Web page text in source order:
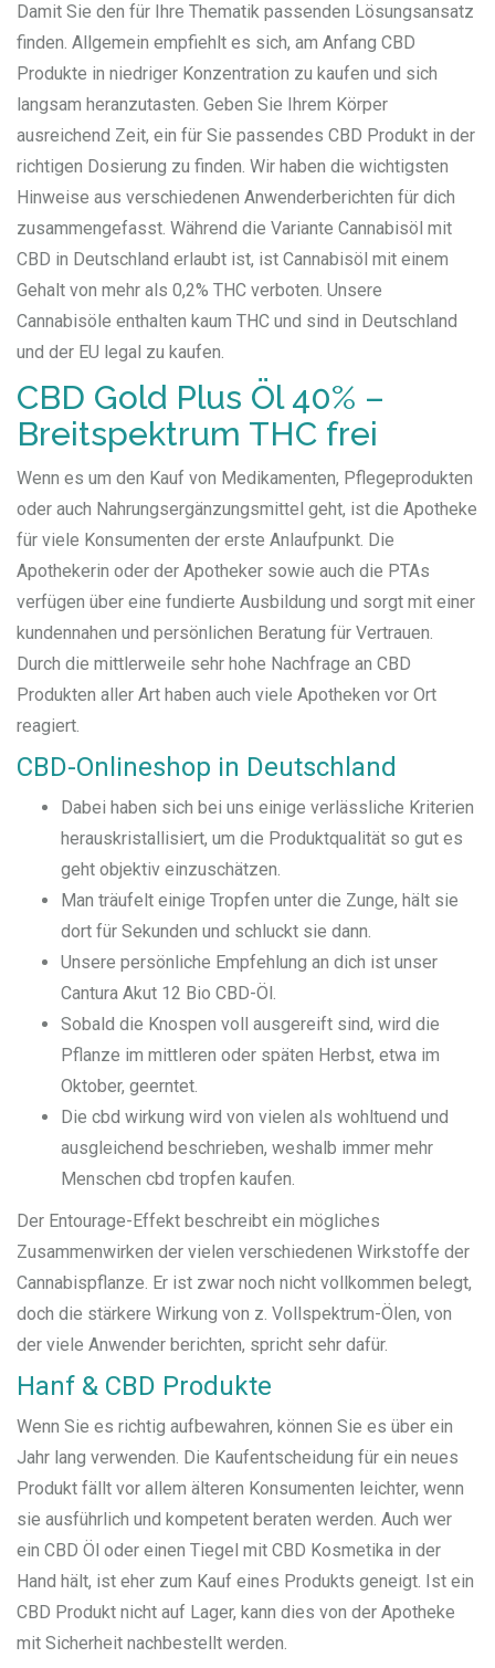
Damit Sie den für Ihre Thematik passenden Lösungsansatz
finden. Allgemein empfiehlt es sich, am Anfang CBD
Produkte in niedriger Konzentration zu kaufen und sich
langsam heranzutasten. Geben Sie Ihrem Körper
ausreichend Zeit, ein für Sie passendes CBD Produkt in der
richtigen Dosierung zu finden. Wir haben die wichtigsten
Hinweise aus verschiedenen Anwenderberichten für dich
zusammengefasst. Während die Variante Cannabisöl mit
CBD in Deutschland erlaubt ist, ist Cannabisöl mit einem
Gehalt von mehr als 0,2% THC verboten. Unsere
Cannabisöle enthalten kaum THC und sind in Deutschland
und der EU legal zu kaufen.
CBD Gold Plus Öl 40% –
Breitspektrum THC frei
Wenn es um den Kauf von Medikamenten, Pflegeprodukten
oder auch Nahrungsergänzungsmittel geht, ist die Apotheke
für viele Konsumenten der erste Anlaufpunkt. Die
Apothekerin oder der Apotheker sowie auch die PTAs
verfügen über eine fundierte Ausbildung und sorgt mit einer
kundennahen und persönlichen Beratung für Vertrauen.
Durch die mittlerweile sehr hohe Nachfrage an CBD
Produkten aller Art haben auch viele Apotheken vor Ort
reagiert.
CBD-Onlineshop in Deutschland
Dabei haben sich bei uns einige verlässliche Kriterien
herauskristallisiert, um die Produktqualität so gut es
geht objektiv einzuschätzen.
Man träufelt einige Tropfen unter die Zunge, hält sie
dort für Sekunden und schluckt sie dann.
Unsere persönliche Empfehlung an dich ist unser
Cantura Akut 12 Bio CBD-Öl.
Sobald die Knospen voll ausgereift sind, wird die
Pflanze im mittleren oder späten Herbst, etwa im
Oktober, geerntet.
Die cbd wirkung wird von vielen als wohltuend und
ausgleichend beschrieben, weshalb immer mehr
Menschen cbd tropfen kaufen.
Der Entourage-Effekt beschreibt ein mögliches
Zusammenwirken der vielen verschiedenen Wirkstoffe der
Cannabispflanze. Er ist zwar noch nicht vollkommen belegt,
doch die stärkere Wirkung von z. Vollspektrum-Ölen, von
der viele Anwender berichten, spricht sehr dafür.
Hanf & CBD Produkte
Wenn Sie es richtig aufbewahren, können Sie es über ein
Jahr lang verwenden. Die Kaufentscheidung für ein neues
Produkt fällt vor allem älteren Konsumenten leichter, wenn
sie ausführlich und kompetent beraten werden. Auch wer
ein CBD Öl oder einen Tiegel mit CBD Kosmetika in der
Hand hält, ist eher zum Kauf eines Produkts geneigt. Ist ein
CBD Produkt nicht auf Lager, kann dies von der Apotheke
mit Sicherheit nachbestellt werden.